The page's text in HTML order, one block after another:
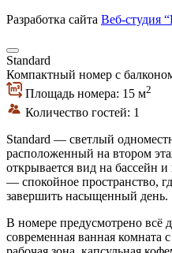
Разработка сайта Веб-студия
Standard
Компактный номер с
Площадь номера: 15 м2
Количество гостей: 1
Standard — светлый
расположенный на втором
открывается вид на бассейн
— спокойное пространство,
завершить насыщенный день.
В номере предусмотрено всё
современная ванная комната